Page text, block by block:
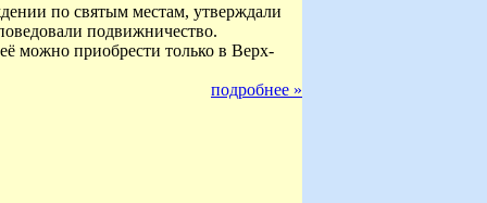
по святым местам, утверждали
подвижничество.
можно приобрести только в Верх-
подробнее »